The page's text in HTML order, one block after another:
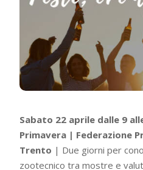
Sabato 22 aprile dalle 9
Primavera | Federazione
Trento | Due giorni per
zootecnico tra mostre e